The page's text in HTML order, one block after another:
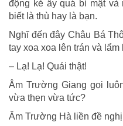
động kẻ ấy quá bí mật và
biết là thù hay là bạn.
Nghĩ đến đây Châu Bá
tay xoa xoa lên trán và lẩm
– Lạ! Lạ! Quái thật!
Âm Trường Giang gọi
vừa thẹn vừa tức?
Âm Trường Hà liền đề